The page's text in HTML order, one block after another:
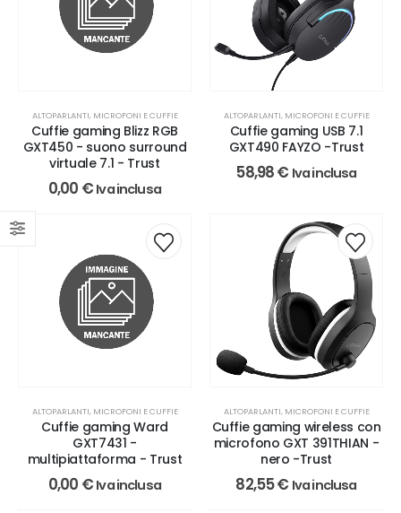
ALTOPARLANTI, MICROFONI E CUFFIE
Cuffie gaming Blizz RGB
GXT450 - suono surround
virtuale 7.1 - Trust
0,00 € Iva inclusa
ALTOPARLANTI, MICROFONI E CUFFIE
Cuffie gaming USB 7.1
GXT490 FAYZO -Trust
58,98€ Iva inclusa
ALTOPARLANTI, MICROFONI E CUFFIE
Cuffie gaming Ward
GXT7431 -
multipiattaforma - Trust
0,00 € Iva inclusa
ALTOPARLANTI, MICROFONI E CUFFIE
Cuffie gaming wireless con
microfono GXT 391THIAN -
nero -Trust
82,55€ Iva inclusa